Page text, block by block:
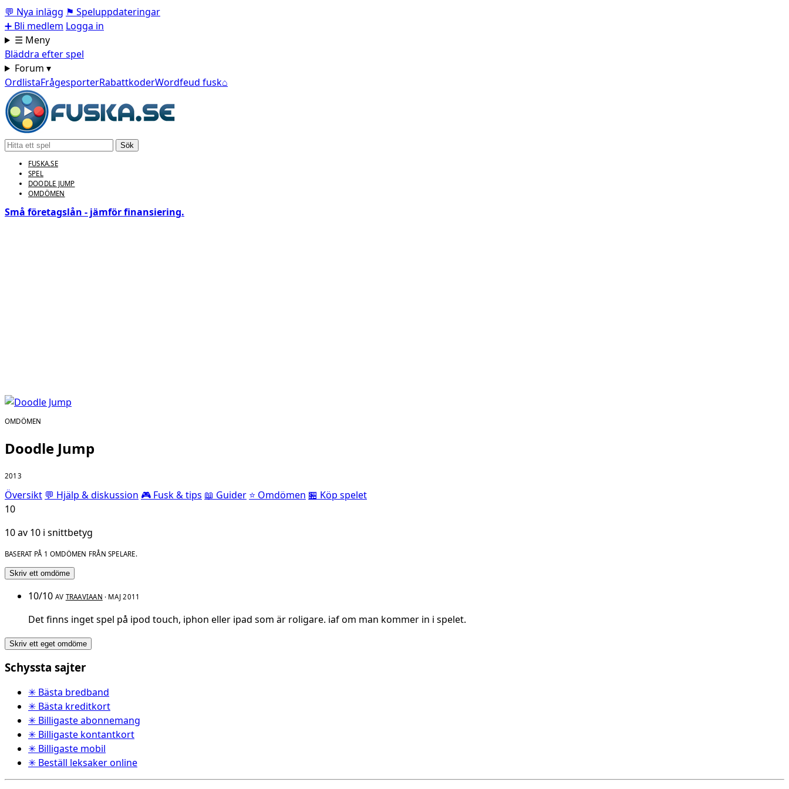
💬 Nya inlägg ⚑ Speluppdateringar
➕ Bli medlem Logga in
☰ Meny
Bläddra efter spel
Forum ▾
OrdlistaFrågesporterRabattkoderWordfeud fusk⌂
Sök
FUSKA.SE
SPEL
DOODLE JUMP
OMDÖMEN
Små företagslån - jämför finansiering.
OMDÖMEN
Doodle Jump
2013
Översikt 💬 Hjälp & diskussion 🎮 Fusk & tips 📖 Guider ⭐ Omdömen 🏪 Köp spelet
10
10 av 10 i snittbetyg
BASERAT PÅ 1 OMDÖMEN FRÅN SPELARE.
Skriv ett omdöme
10/10 AV TRAAVIAAN · MAJ 2011
Det finns inget spel på ipod touch, iphon eller ipad som är roligare. iaf om man kommer in i spelet.
Skriv ett eget omdöme
Schyssta sajter
✳ Bästa bredband
✳ Bästa kreditkort
✳ Billigaste abonnemang
✳ Billigaste kontantkort
✳ Billigaste mobil
✳ Beställ leksaker online